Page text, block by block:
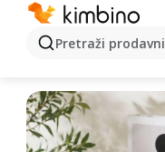
Pretraži